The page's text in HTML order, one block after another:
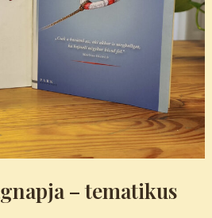
– tematikus